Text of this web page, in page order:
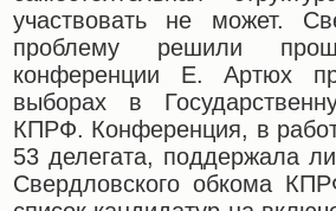
участвовать не может.
проблему решили
конференции Е. Артюх
выборах в
КПРФ. Конференция, в
53 делегата, поддержала
Свердловского обкома